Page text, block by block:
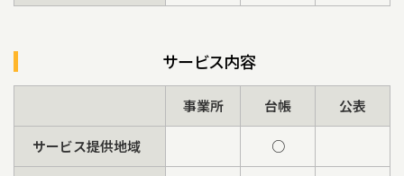
サービス内容
事業所 台帳 公表
サービス提供地域 ○